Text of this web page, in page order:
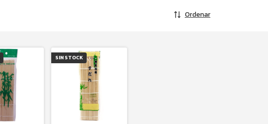
Ordenar
SIN STOCK